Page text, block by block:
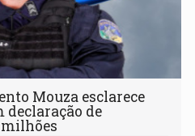
Mouza esclarece
declaração de